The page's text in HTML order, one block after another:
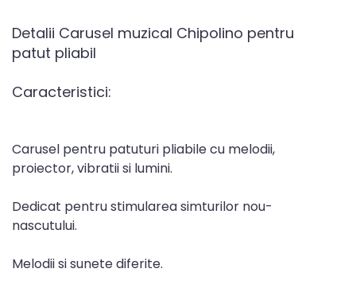
Detalii Carusel muzical Chipolino pentru
patut pliabil
Caracteristici:
Carusel pentru patuturi pliabile cu melodii,
proiector, vibratii si lumini.
Dedicat pentru stimularea simturilor nou-
nascutului.
Melodii si sunete diferite.